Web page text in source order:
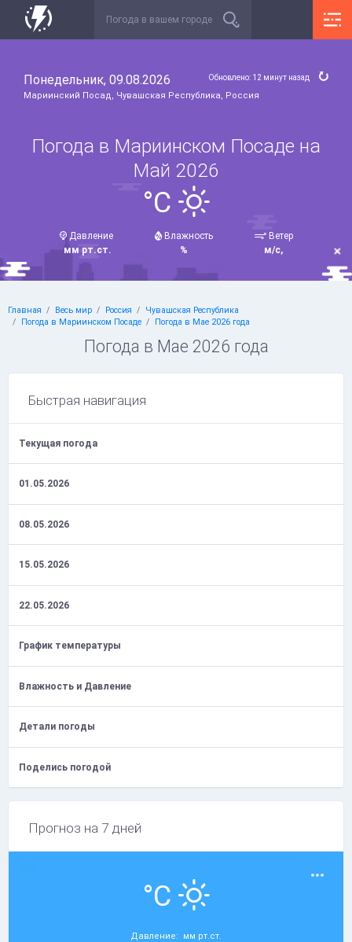
Понедельник, 09.08.2026
Мариинский Посад, Чувашская Республика, Россия
Обновлено: 12 минут назад
Погода в Мариинском Посаде на
Май 2026
°C
Давление
мм рт.ст.
Влажность
%
Ветер
м/с,
Главная Весь мир Россия
Чувашская Республика
Погода в Мариинском Посаде
Погода в Мае 2026 года
Погода в Мае 2026 года
Быстрая навигация
Текущая погода
01.05.2026
08.05.2026
15.05.2026
22.05.2026
График температуры
Влажность и Давление
Детали погоды
Поделись погодой
Прогноз на 7 дней
°C
Давление: мм рт.ст.